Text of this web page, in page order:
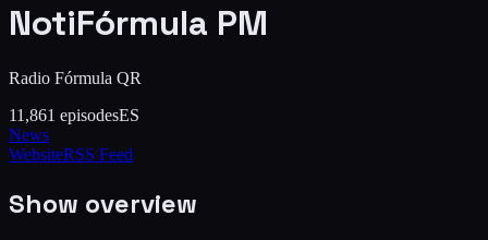
NotiFórmula PM
Radio Fórmula QR
11,861 episodesES
News
WebsiteRSS Feed
Show overview